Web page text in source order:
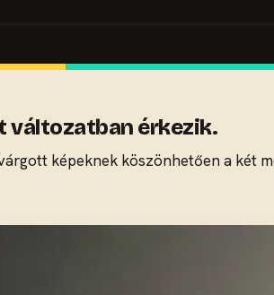
változatban érkezik.
képeknek köszönhetően a két